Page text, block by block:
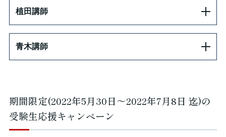
植田講師
青木講師
期間限定(2022年5月30日～2022年7月8日 迄)の
受験生応援キャンペーン